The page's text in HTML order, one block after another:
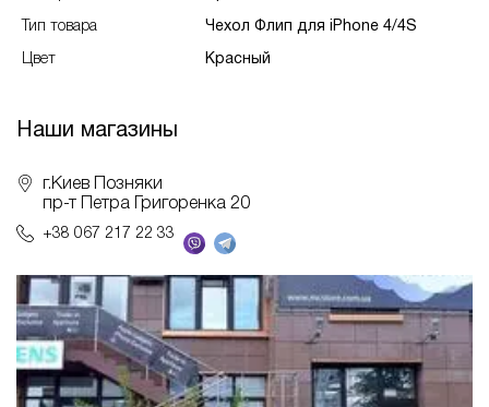
Тип товара Чехол Флип для iPhone 4/4S
Цвет Красный
Наши магазины
г.Киев Позняки
пр-т Петра Григоренка 20
+38 067 217 22 33